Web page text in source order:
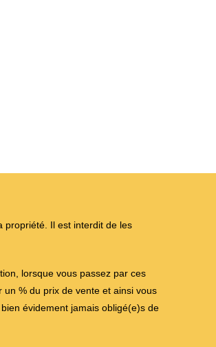
propriété. Il est interdit de les
lorsque vous passez par ces
% du prix de vente et ainsi vous
évidement jamais obligé(e)s de